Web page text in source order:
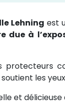
Lehning est
due à
protecteurs
les
et